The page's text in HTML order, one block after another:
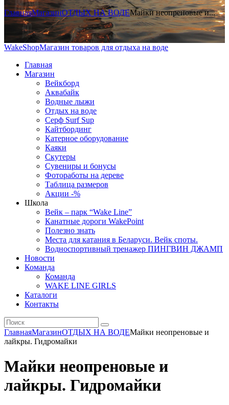
ГлавнаяМагазинОТДЫХ НА ВОДЕМайки неопреновые и...
WakeShopМагазин товаров для отдыха на воде
Главная
Магазин
Вейкборд
Аквабайк
Водные лыжи
Отдых на воде
Серф Surf Sup
Кайтбординг
Катерное оборудование
Каяки
Скутеры
Сувениры и бонусы
Фотоработы на дереве
Таблица размеров
Акции -%
Школа
Вейк – парк “Wake Line”
Канатные дороги WakePoint
Полезно знать
Места для катания в Беларуси. Вейк споты.
Водноспортивный тренажер ПИНГВИН ДЖАМП
Новости
Команда
Команда
WAKE LINE GIRLS
Каталоги
Контакты
ГлавнаяМагазинОТДЫХ НА ВОДЕМайки неопреновые и
лайкры. Гидромайки
Майки неопреновые и
лайкры. Гидромайки